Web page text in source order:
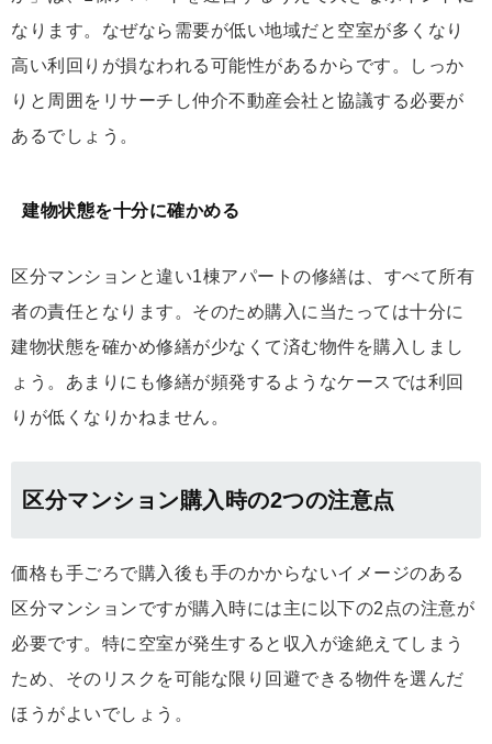
なります。なぜなら需要が低い地域だと空室が多くなり
高い利回りが損なわれる可能性があるからです。しっか
りと周囲をリサーチし仲介不動産会社と協議する必要が
あるでしょう。
建物状態を十分に確かめる
区分マンションと違い1棟アパートの修繕は、すべて所有
者の責任となります。そのため購入に当たっては十分に
建物状態を確かめ修繕が少なくて済む物件を購入しまし
ょう。あまりにも修繕が頻発するようなケースでは利回
りが低くなりかねません。
区分マンション購入時の2つの注意点
価格も手ごろで購入後も手のかからないイメージのある
区分マンションですが購入時には主に以下の2点の注意が
必要です。特に空室が発生すると収入が途絶えてしまう
ため、そのリスクを可能な限り回避できる物件を選んだ
ほうがよいでしょう。